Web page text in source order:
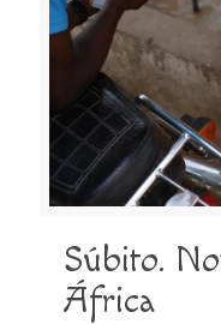
Súbito.
África